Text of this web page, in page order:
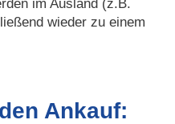
im Ausland (z.B.
wieder zu einem
Ankauf: